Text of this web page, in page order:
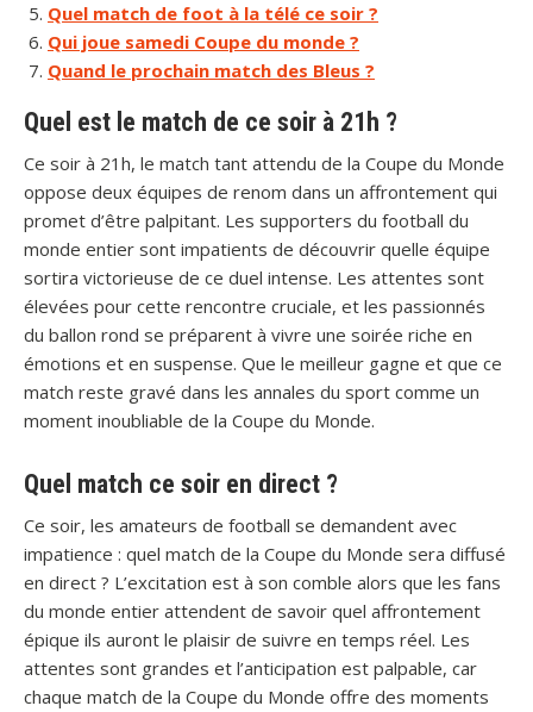
Quel match de foot à la télé ce soir ?
Qui joue samedi Coupe du monde ?
Quand le prochain match des Bleus ?
Quel est le match de ce soir à 21h ?
Ce soir à 21h, le match tant attendu de la Coupe du Monde
oppose deux équipes de renom dans un affrontement qui
promet d’être palpitant. Les supporters du football du
monde entier sont impatients de découvrir quelle équipe
sortira victorieuse de ce duel intense. Les attentes sont
élevées pour cette rencontre cruciale, et les passionnés
du ballon rond se préparent à vivre une soirée riche en
émotions et en suspense. Que le meilleur gagne et que ce
match reste gravé dans les annales du sport comme un
moment inoubliable de la Coupe du Monde.
Quel match ce soir en direct ?
Ce soir, les amateurs de football se demandent avec
impatience : quel match de la Coupe du Monde sera diffusé
en direct ? L’excitation est à son comble alors que les fans
du monde entier attendent de savoir quel affrontement
épique ils auront le plaisir de suivre en temps réel. Les
attentes sont grandes et l’anticipation est palpable, car
chaque match de la Coupe du Monde offre des moments